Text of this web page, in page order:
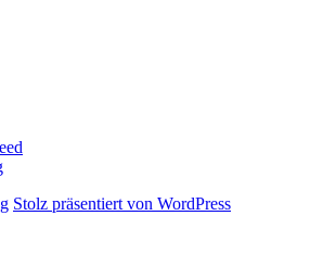
Stolz präsentiert von WordPress